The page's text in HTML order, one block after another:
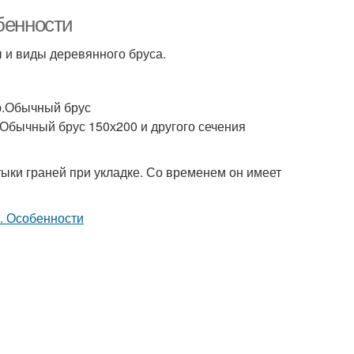
виды деревянного бруса.
брус
брус 150х200 и другого сечения
граней при укладке. Со временем он имеет